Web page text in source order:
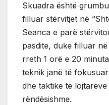
Skuadra është
filluar stërvitjet në
Seanca e parë
pasdite, duke filluar
rreth 1 orë e 20
teknik janë të
dhe taktike të
rëndësishme.